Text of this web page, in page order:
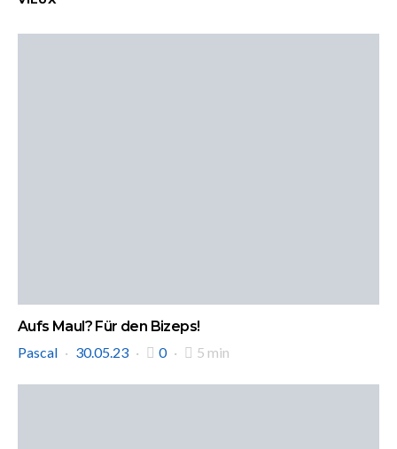
Aufs Maul? Für den Bizeps!
Pascal
30.05.23 0 5 min